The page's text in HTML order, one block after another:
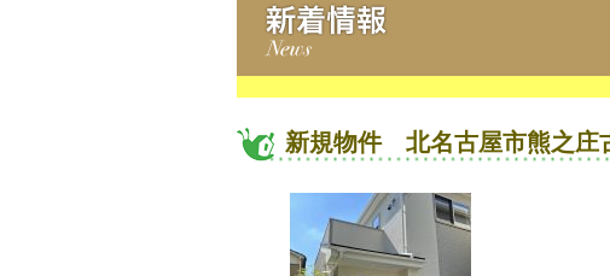
新規物件 北名古屋市熊之庄